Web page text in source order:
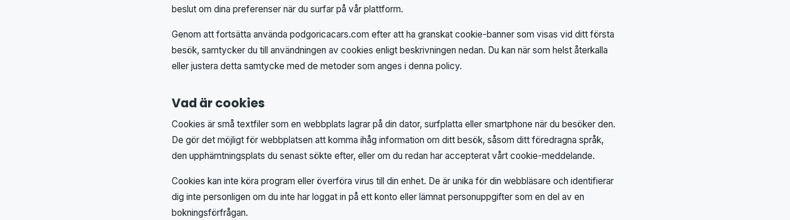
beslut om dina preferenser när du surfar på vår plattform.
Genom att fortsätta använda podgoricacars.com efter att ha granskat cookie-banner som visas vid ditt första
besök, samtycker du till användningen av cookies enligt beskrivningen nedan. Du kan när som helst återkalla
eller justera detta samtycke med de metoder som anges i denna policy.
Vad är cookies
Cookies är små textfiler som en webbplats lagrar på din dator, surfplatta eller smartphone när du besöker den.
De gör det möjligt för webbplatsen att komma ihåg information om ditt besök, såsom ditt föredragna språk,
den upphämtningsplats du senast sökte efter, eller om du redan har accepterat vårt cookie-meddelande.
Cookies kan inte köra program eller överföra virus till din enhet. De är unika för din webbläsare och identifierar
dig inte personligen om du inte har loggat in på ett konto eller lämnat personuppgifter som en del av en
bokningsförfrågan.